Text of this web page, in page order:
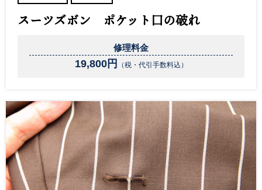
スーツズボン ポケット口の破れ
修理料金
19,800円 （税・代引手数料込）